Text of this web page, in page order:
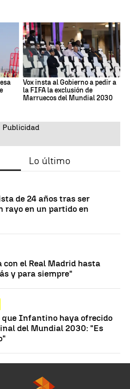
Vox insta al Gobierno a pedir a
la FIFA la exclusión de
Marruecos del Mundial 2030
Lo último
de 24 años tras ser
rayo en un partido en
el Real Madrid hasta
y para siempre"
Infantino haya ofrecido
del Mundial 2030: "Es